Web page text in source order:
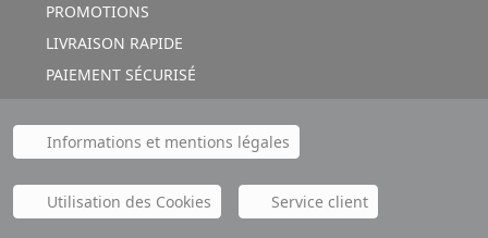
PROMOTIONS
LIVRAISON RAPIDE
PAIEMENT SÉCURISÉ
Informations et mentions légales
Utilisation des Cookies Service client